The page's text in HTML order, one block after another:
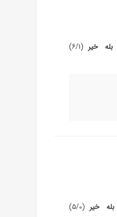
بله خیر (
6/1
)
بله خیر (
5/0
)